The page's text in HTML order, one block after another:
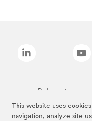
This website uses
navigation, analyze site
De bovenstaande